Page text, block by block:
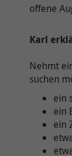
offene
Karl
Nehmt
suchen
ein
ein
ein